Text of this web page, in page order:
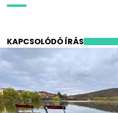
KAPCSOLÓDÓ ÍRÁS